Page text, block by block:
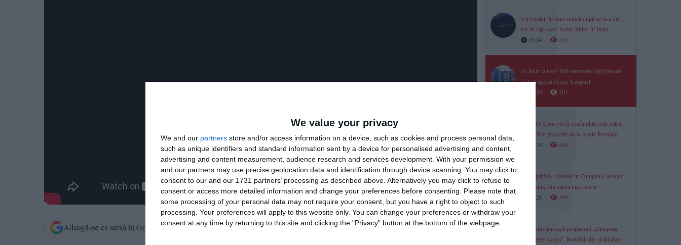
We value your privacy
We and our partners store and/or access information on a device, such as cookies and process personal data,
such as unique identifiers and standard information sent by a device for personalised advertising and content,
advertising and content measurement, audience research and services development. With your permission we
and our partners may use precise geolocation data and identification through device scanning. You may click to
consent to our and our 1731 partners’ processing as described above. Alternatively you may click to refuse to
consent or access more detailed information and change your preferences before consenting.
Please note that
some processing of your personal data may not require your consent, but you have a right to object to such
processing. Your preferences will apply to this website only. You can change your preferences or withdraw your
consent at any time by returning to this site and clicking the "Privacy" button at the bottom of the webpage.
Adaugă-ne ca sursă în Google Urmărește-ne pe Google News Urmărește-ne pe Whatsapp
Un român, în stare critică după ce și-a dat
foc în fața casei fostei iubite, în Italia
19:24
335
Ai jucat la loto? Iată numerele câștigătoare
de la tragerea de joi, 6 august
18:55
701
VIDEO. Cum vor fi scufundate cele patru
barje? Noi precizări de la Apele Române
18:35
418
Apă oprită la robinete în Cumpăna, județul
Constanța, din cauza unei avarii
18:26
399
Guvernul lansează programul „Diaspora
Investește Acasă”. Românii din străinătate